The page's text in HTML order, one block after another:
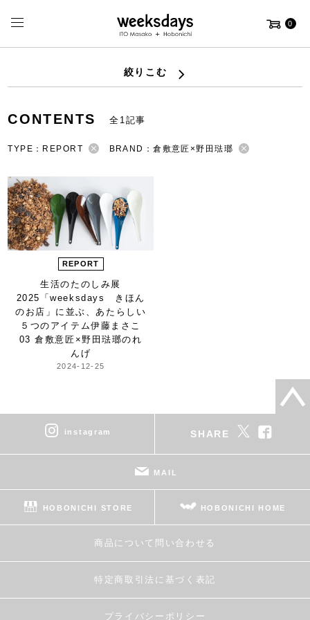
0
絞りこむ
CONTENTS 全1記事
TYPE：REPORT BRAND：倉敷意匠×野田琺瑯
REPORT
生活のたのしみ展
2025 「weeksdays きほん
のお店」 に並ぶ、あたらしい
５つのアイテム伊藤まさこ
03 倉敷意匠×野田琺瑯のれ
んげ
2024-12-25
instagram SHARE
MAIL
HOBONICHI STORE HOBONICHI HOME
商品について問い合わせる
特定商取引法に基づく表記
プライバシーポリシー